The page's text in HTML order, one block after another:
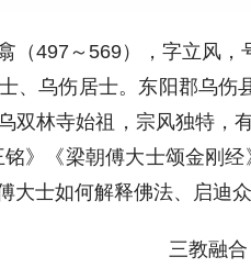
（497～569），字立风
、乌伤居士。东阳郡乌
双林寺始祖，宗风独特，
》《梁朝傅大士颂金刚
大士如何解释佛法、启迪众
三教融合